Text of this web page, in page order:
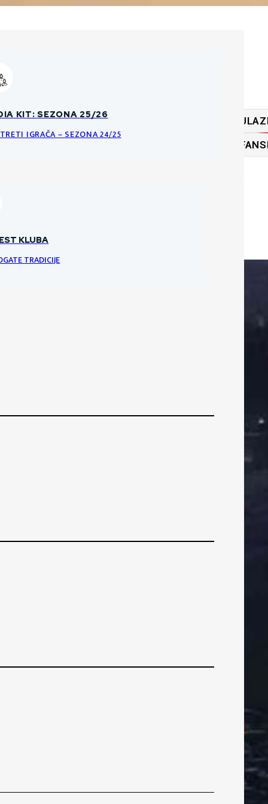
BRANIČI
POSUDBA
DATOTEKE
KLUBA
TRADICIJE
PRAVILA O PRODAJI ULAZNICA
I PRAVILA ULAZNICA ZA HNK GORICU
KIT: SEZONA 25/26
IGRAČA – SEZONA 24/25